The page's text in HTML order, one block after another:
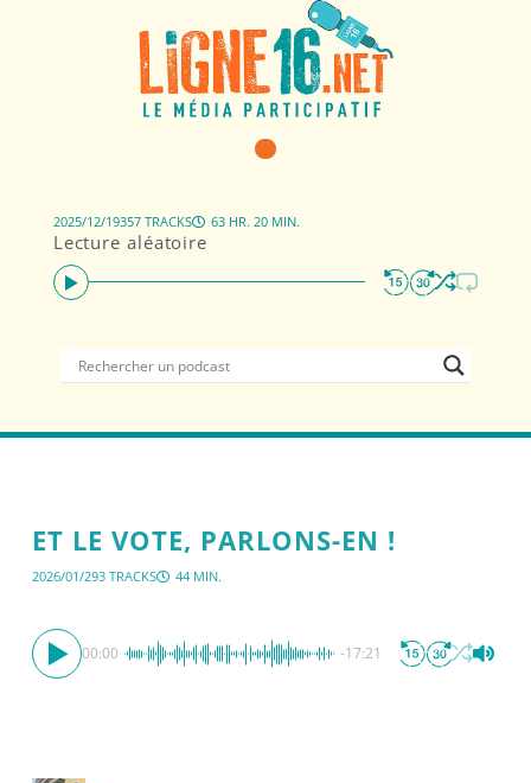
Lecture aléatoire
2025/12/19357 TRACKS 63 HR. 20 MIN.
ET LE VOTE, PARLONS-EN !
2026/01/293 TRACKS 44 MIN.
00:00 -17:21